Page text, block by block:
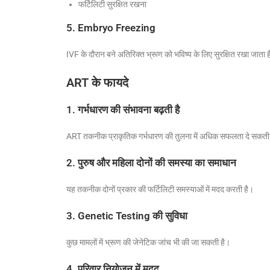
फर्टिलिटी सुरक्षित रखना
5. Embryo Freezing
IVF के दौरान बने अतिरिक्त भ्रूण को भविष्य के लिए सुरक्षित रखा जाता
ART के फायदे
1. गर्भधारण की संभावना बढ़ती है
ART तकनीक प्राकृतिक गर्भधारण की तुलना में अधिक सफलता दे
2. पुरुष और महिला दोनों की समस्या का समाधान
यह तकनीक दोनों प्रकार की फर्टिलिटी समस्याओं में मदद करती है।
3. Genetic Testing की सुविधा
कुछ मामलों में भ्रूण की जेनेटिक जांच भी की जा सकती है।